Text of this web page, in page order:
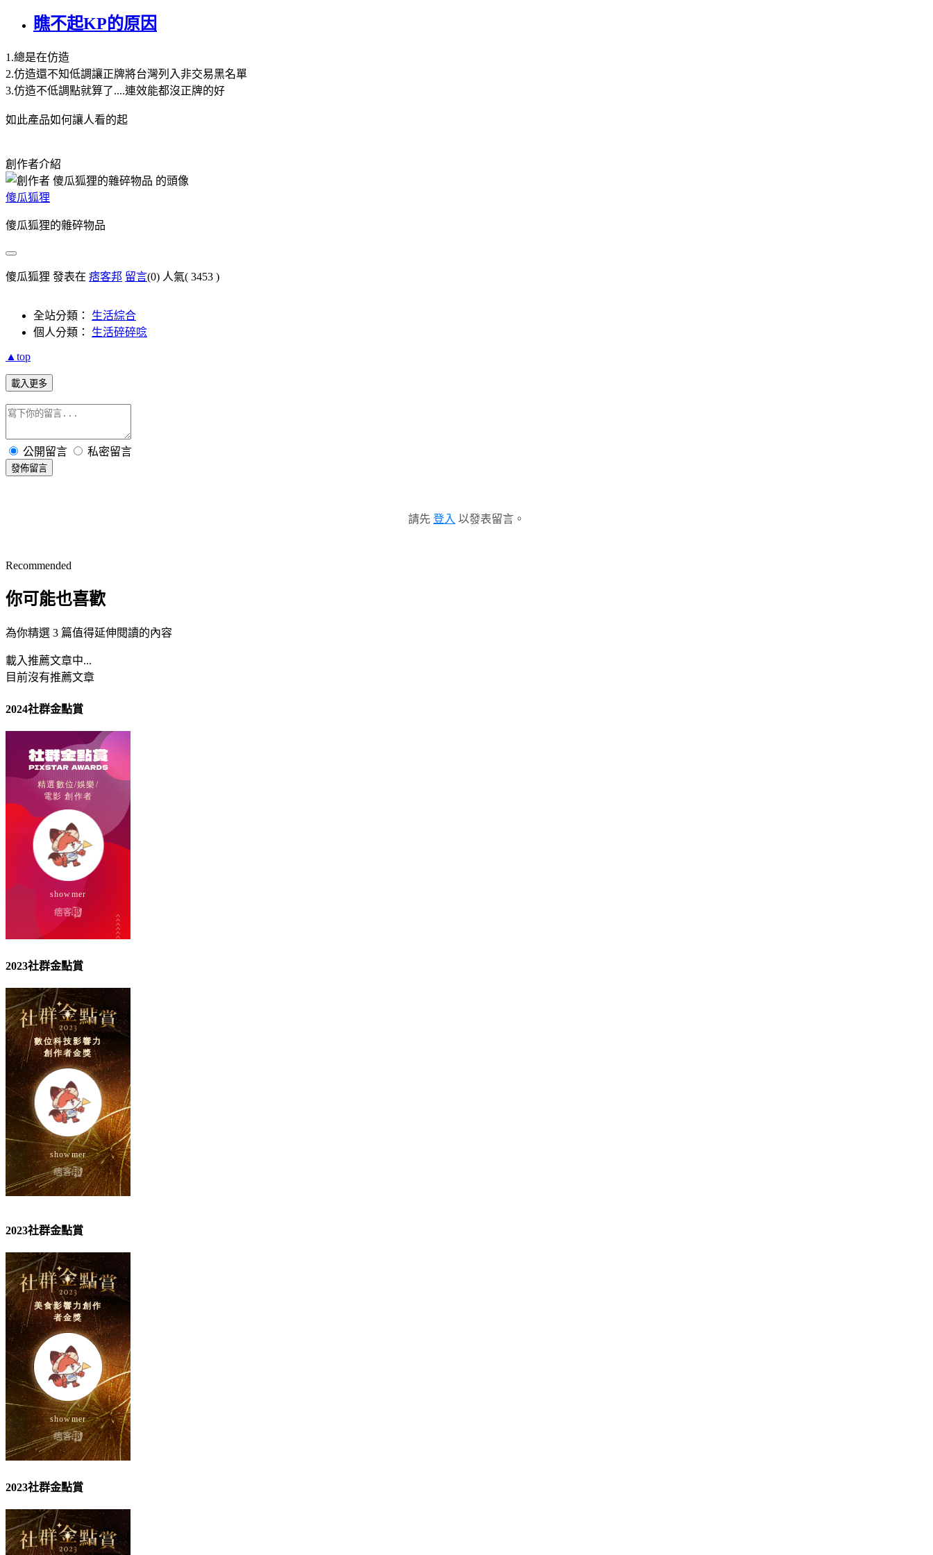
瞧不起KP的原因
1.總是在仿造
2.仿造還不知低調讓正牌將台灣列入非交易黑名單
3.仿造不低調點就算了....連效能都沒正牌的好
如此產品如何讓人看的起
創作者介紹
傻瓜狐狸
傻瓜狐狸的雜碎物品
傻瓜狐狸 發表在 痞客邦 留言(0) 人氣( 3453 )
全站分類： 生活綜合
個人分類： 生活碎碎唸
▲top
載入更多
公開留言 私密留言
發佈留言
請先 登入 以發表留言。
Recommended
你可能也喜歡
為你精選 3 篇值得延伸閱讀的內容
載入推薦文章中...
目前沒有推薦文章
2024社群金點賞
2023社群金點賞
2023社群金點賞
2023社群金點賞